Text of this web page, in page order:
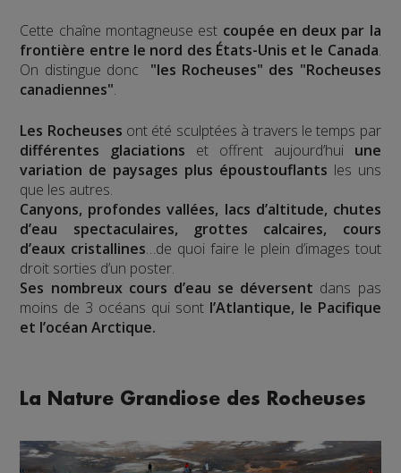
Cette chaîne montagneuse est coupée en deux par la
frontière entre le nord des États-Unis et le Canada.
On distingue donc "les Rocheuses" des "Rocheuses
canadiennes".
Les Rocheuses ont été sculptées à travers le temps par
différentes glaciations et offrent aujourd’hui une
variation de paysages plus époustouflants les uns
que les autres.
Canyons, profondes vallées, lacs d’altitude, chutes
d’eau spectaculaires, grottes calcaires, cours
d’eaux cristallines…de quoi faire le plein d’images tout
droit sorties d’un poster.
Ses nombreux cours d’eau se déversent dans pas
moins de 3 océans qui sontl’Atlantique, le Pacifique
et l’océan Arctique.
La Nature Grandiose des Rocheuses